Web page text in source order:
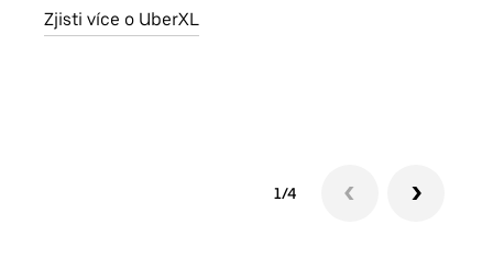
Zjisti více o UberXL
1/4